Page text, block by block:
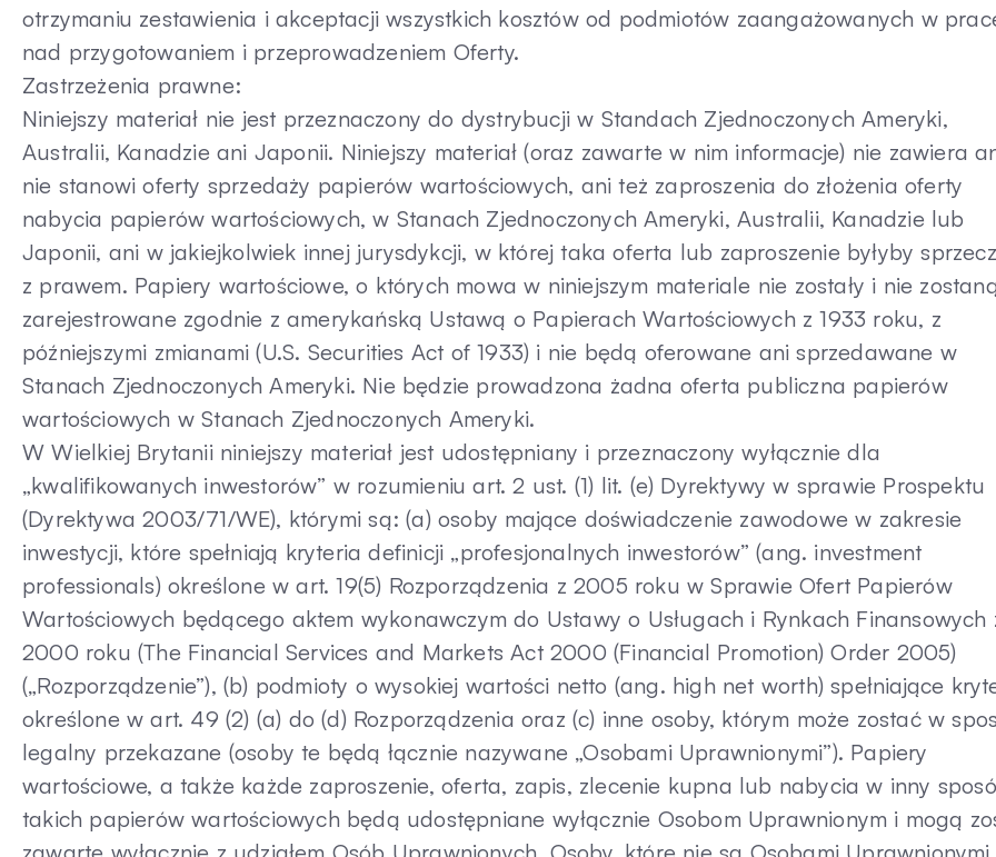
otrzymaniu zestawienia i akceptacji wszystkich kosztów od podmiotów zaangażowanych w
nad przygotowaniem i przeprowadzeniem Oferty.
Zastrzeżenia prawne:
Niniejszy materiał nie jest przeznaczony do dystrybucji w Standach Zjednoczonych Ameryki,
Australii, Kanadzie ani Japonii. Niniejszy materiał (oraz zawarte w nim informacje) nie zawiera
nie stanowi oferty sprzedaży papierów wartościowych, ani też zaproszenia do złożenia oferty
nabycia papierów wartościowych, w Stanach Zjednoczonych Ameryki, Australii, Kanadzie lub
Japonii, ani w jakiejkolwiek innej jurysdykcji, w której taka oferta lub zaproszenie byłyby
z prawem. Papiery wartościowe, o których mowa w niniejszym materiale nie zostały i nie
zarejestrowane zgodnie z amerykańską Ustawą o Papierach Wartościowych z 1933 roku, z
późniejszymi zmianami (U.S. Securities Act of 1933) i nie będą oferowane ani sprzedawane w
Stanach Zjednoczonych Ameryki. Nie będzie prowadzona żadna oferta publiczna papierów
wartościowych w Stanach Zjednoczonych Ameryki.
W Wielkiej Brytanii niniejszy materiał jest udostępniany i przeznaczony wyłącznie dla
„kwalifikowanych inwestorów” w rozumieniu art. 2 ust. (1) lit. (e) Dyrektywy w sprawie Prospektu
(Dyrektywa 2003/71/WE), którymi są: (a) osoby mające doświadczenie zawodowe w zakresie
inwestycji, które spełniają kryteria definicji „profesjonalnych inwestorów” (ang. investment
professionals) określone w art. 19(5) Rozporządzenia z 2005 roku w Sprawie Ofert Papierów
Wartościowych będącego aktem wykonawczym do Ustawy o Usługach i Rynkach Finansowych
2000 roku (The Financial Services and Markets Act 2000 (Financial Promotion) Order 2005)
(„Rozporządzenie”), (b) podmioty o wysokiej wartości netto (ang. high net worth) spełniające
określone w art. 49 (2) (a) do (d) Rozporządzenia oraz (c) inne osoby, którym może zostać w
legalny przekazane (osoby te będą łącznie nazywane „Osobami Uprawnionymi”). Papiery
wartościowe, a także każde zaproszenie, oferta, zapis, zlecenie kupna lub nabycia w inny
takich papierów wartościowych będą udostępniane wyłącznie Osobom Uprawnionym i mogą